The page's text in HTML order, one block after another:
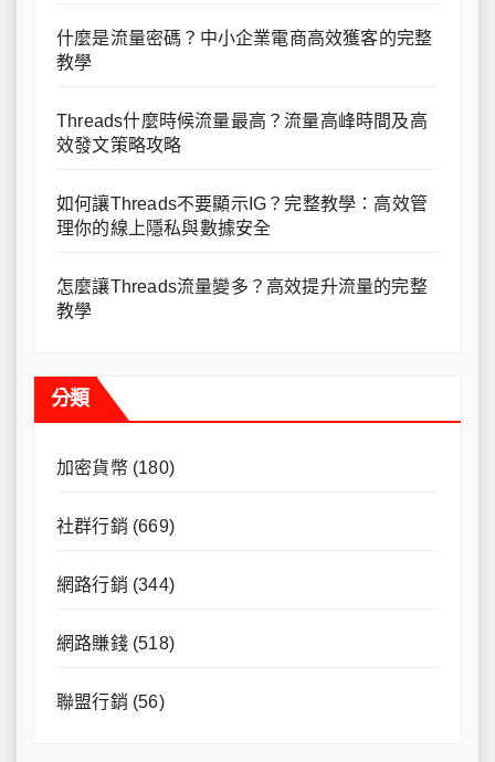
什麼是流量密碼？中小企業電商高效獲客的完整
教學
Threads什麼時候流量最高？流量高峰時間及高
效發文策略攻略
如何讓Threads不要顯示IG？完整教學：高效管
理你的線上隱私與數據安全
怎麼讓Threads流量變多？高效提升流量的完整
教學
分類
加密貨幣(180)
社群行銷 (669)
網路行銷 (344)
網路賺錢(518)
聯盟行銷 (56)